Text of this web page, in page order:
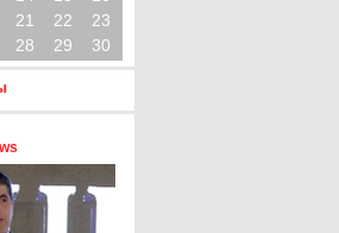
21 22
23
28 29 30